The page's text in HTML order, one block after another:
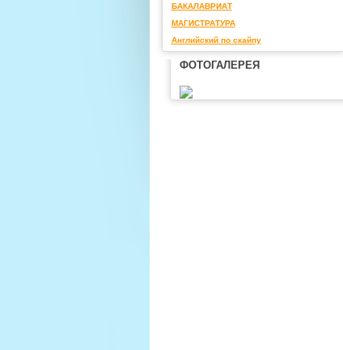
БАКАЛАВРИАТ
МАГИСТРАТУРА
Английский по скайпу
ФОТОГАЛЕРЕЯ